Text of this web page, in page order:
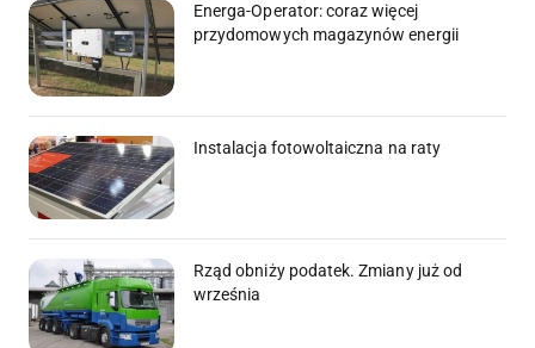
Energa-Operator: coraz więcej
przydomowych magazynów energii
Instalacja fotowoltaiczna na raty
Rząd obniży podatek. Zmiany już od
września